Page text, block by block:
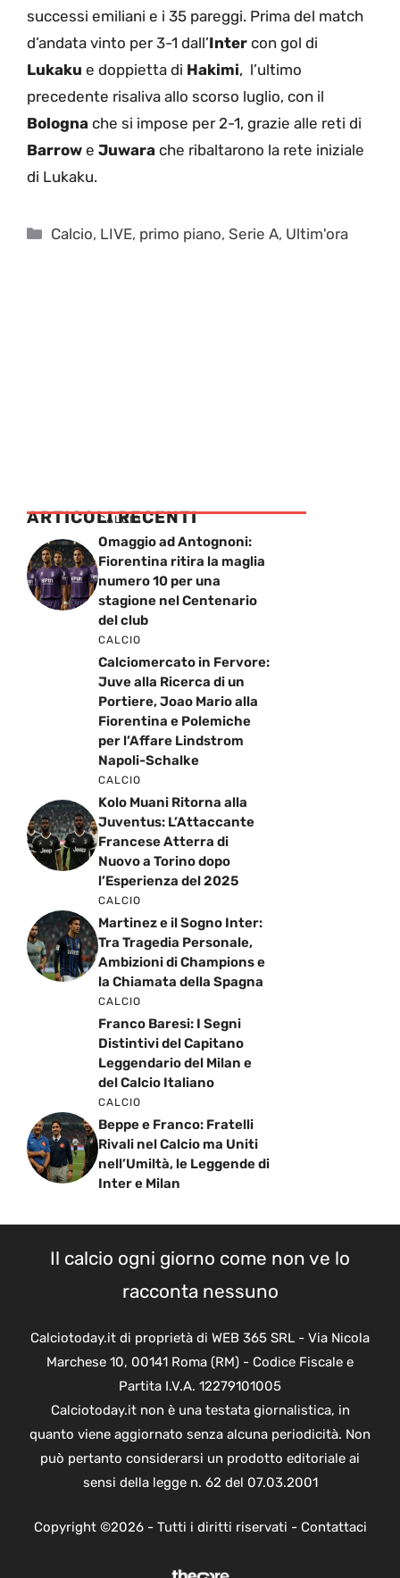
successi emiliani e i 35 pareggi. Prima del match
d’andata vinto per 3-1 dall’Inter con gol di
Lukaku e doppietta di Hakimi, l’ultimo
precedente risaliva allo scorso luglio, con il
Bologna che si impose per 2-1, grazie alle reti di
Barrow e Juwara che ribaltarono la rete iniziale
di Lukaku.
Categorie
Calcio, LIVE, primo piano,Serie A, Ultim'ora
ARTICOLI RECENTI
CALCIO
Omaggio ad Antognoni:
Fiorentina ritira la maglia
numero 10 per una
stagione nel Centenario
del club
CALCIO
Calciomercato in Fervore:
Juve alla Ricerca di un
Portiere, Joao Mario alla
Fiorentina e Polemiche
per l’Affare Lindstrom
Napoli-Schalke
CALCIO
Kolo Muani Ritorna alla
Juventus: L’Attaccante
Francese Atterra di
Nuovo a Torino dopo
l’Esperienza del 2025
CALCIO
Martinez e il Sogno Inter:
Tra Tragedia Personale,
Ambizioni di Champions e
la Chiamata della Spagna
CALCIO
Franco Baresi: I Segni
Distintivi del Capitano
Leggendario del Milan e
del Calcio Italiano
CALCIO
Beppe e Franco: Fratelli
Rivali nel Calcio ma Uniti
nell’Umiltà, le Leggende di
Inter e Milan
Il calcio ogni giorno come non ve lo
racconta nessuno
Calciotoday.it di proprietà di WEB 365 SRL - Via Nicola
Marchese 10, 00141 Roma (RM) - Codice Fiscale e
Partita I.V.A. 12279101005
Calciotoday.it non è una testata giornalistica, in
quanto viene aggiornato senza alcuna periodicità. Non
può pertanto considerarsi un prodotto editoriale ai
sensi della legge n. 62 del 07.03.2001
Copyright ©2026 - Tutti i diritti riservati - Contattaci